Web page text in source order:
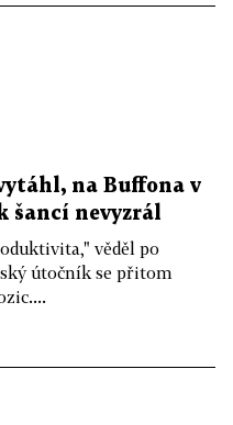
na Buffona v
šancí nevyzrál
věděl po
útočník se přitom